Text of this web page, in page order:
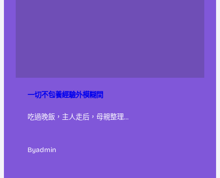
一切不包養經驗外模糊間
吃過晚飯，主人走后，母親整理…
Byadmin